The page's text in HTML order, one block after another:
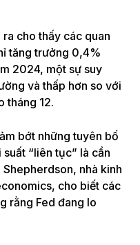
cho thấy các quan
tăng trưởng 0,4%
2024, một sự suy
và thấp hơn so với
tháng 12.
bớt những tuyên bố
“liên tục” là cần
nhà kinh
cho biết các
rằng Fed đang lo